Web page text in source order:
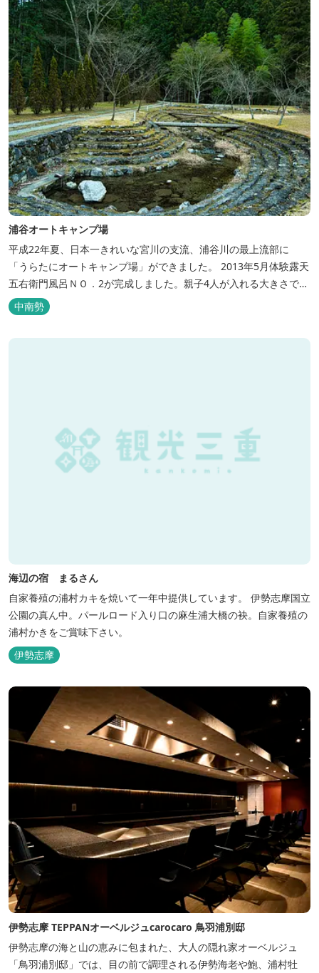
ださい♪ ...
浦谷オートキャンプ場
平成22年夏、日本一きれいな宮川の支流、浦谷川の最上流部に
「うらたにオートキャンプ場」ができました。 2013年5月体験露天
五右衛門風呂ＮＯ．2が完成しました。親子4人が入れる大きさで
す。中には腰掛けもあり、ゆっくり、星やホタルを見る事ができま
す。ひのきの香り漂う特製五右衛門風呂を自分で沸かし、入浴しま
せんか？ 同時にデッキ付ひのき小屋も完成しました。是非ご利用く
中南勢
海辺の宿 まるさん
自家養殖の浦村カキを焼いて一年中提供しています。 伊勢志摩国立
公園の真ん中。パールロード入り口の麻生浦大橋の袂。自家養殖の
浦村かきをご賞味下さい。
伊勢志摩
伊勢志摩 TEPPANオーベルジュcarocaro 鳥羽浦別邸
伊勢志摩の海と山の恵みに包まれた、大人の隠れ家オーベルジュ
「鳥羽浦別邸」では、目の前で調理される伊勢海老や鮑、浦村牡